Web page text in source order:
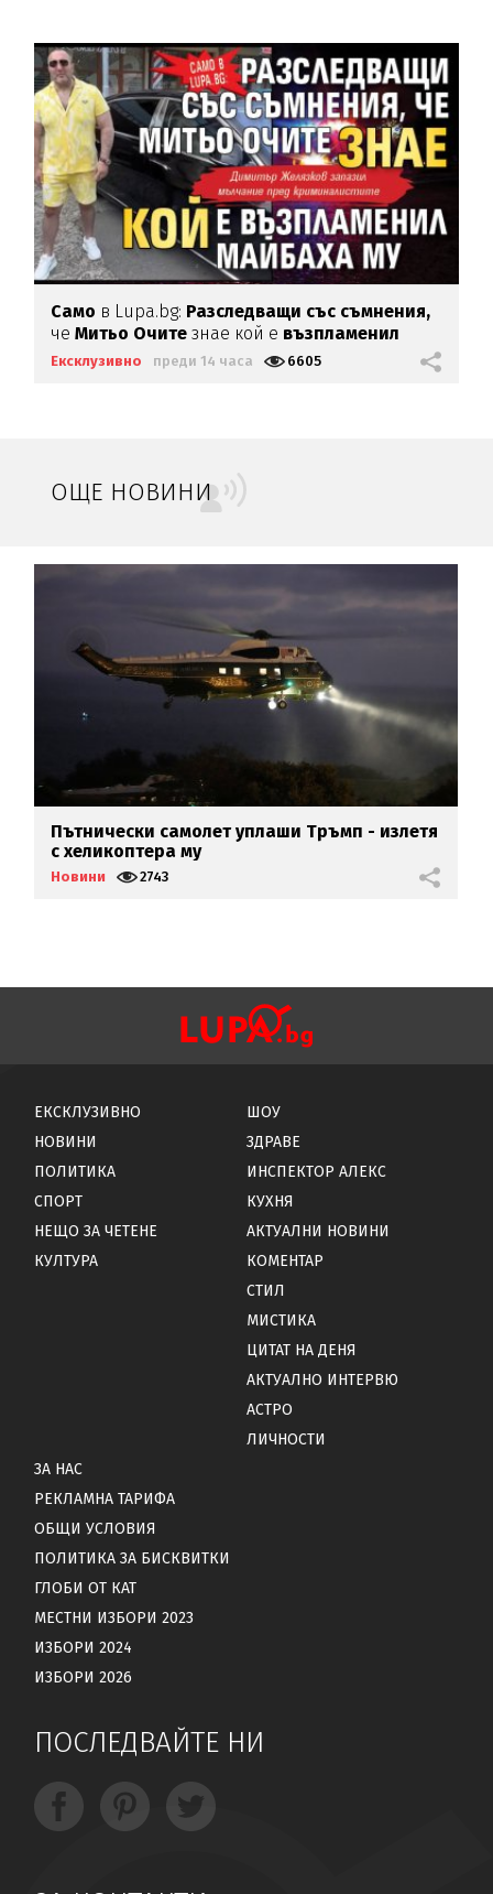
Само в Lupa.bg: Разследващи със съмнения,
чеМитьо Очите знае кой е възпламенил
Майбаха му
Ексклузивно преди 14 часа 6605
ОЩЕ НОВИНИ
Пътнически самолет уплаши Тръмп - излетя
с хеликоптера му
Новини 2743
ЕКСКЛУЗИВНО
НОВИНИ
ПОЛИТИКА
СПОРТ
НЕЩО ЗА ЧЕТЕНЕ
КУЛТУРА
ШОУ
ЗДРАВЕ
ИНСПЕКТОР АЛЕКС
КУХНЯ
АКТУАЛНИ НОВИНИ
КОМЕНТАР
СТИЛ
МИСТИКА
ЦИТАТ НА ДЕНЯ
АКТУАЛНО ИНТЕРВЮ
АСТРО
ЛИЧНОСТИ
ЗА НАС
РЕКЛАМНА ТАРИФА
ОБЩИ УСЛОВИЯ
ПОЛИТИКА ЗА БИСКВИТКИ
ГЛОБИ ОТ КАТ
МЕСТНИ ИЗБОРИ 2023
ИЗБОРИ 2024
ИЗБОРИ 2026
ПОСЛЕДВАЙТЕ НИ